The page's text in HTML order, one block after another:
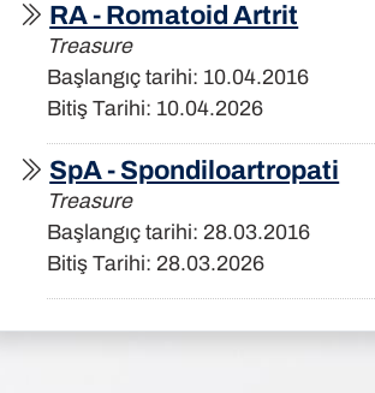
RA - Romatoid Artrit
Treasure
Başlangıç tarihi: 10.04.2016
Bitiş Tarihi: 10.04.2026
SpA - Spondiloartropati
Treasure
Başlangıç tarihi: 28.03.2016
Bitiş Tarihi: 28.03.2026